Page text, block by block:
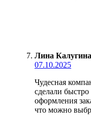
Лина Калугина
07.10.2025
Чудесная
сделали
оформления
что можно